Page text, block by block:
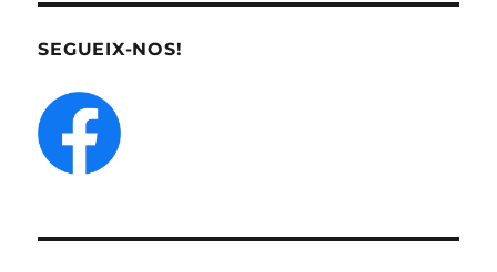
SEGUEIX-NOS!